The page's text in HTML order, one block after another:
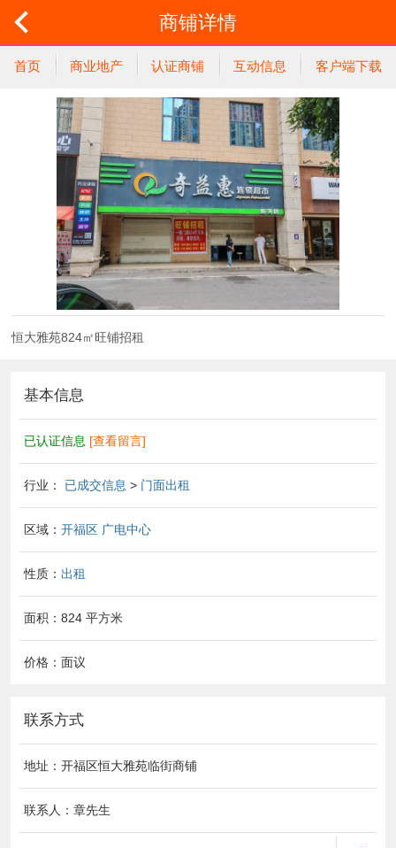
商铺详情
首页 商业地产 认证商铺 互动信息 客户端下载
恒大雅苑824㎡旺铺招租
基本信息
已认证信息 [查看留言]
行业： 已成交信息 > 门面出租
区域： 开福区 广电中心
性质： 出租
面积：824 平方米
价格：面议
联系方式
地址：开福区恒大雅苑临街商铺
联系人：章先生